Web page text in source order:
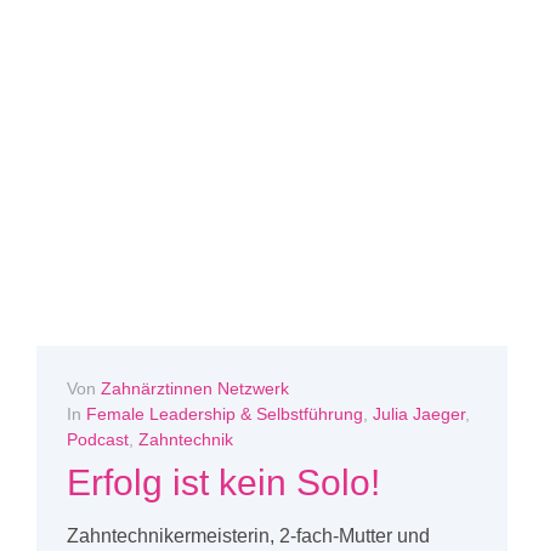
Von Zahnärztinnen Netzwerk
In Female Leadership & Selbstführung, Julia Jaeger,
Podcast, Zahntechnik
Erfolg ist kein Solo!
Zahntechnikermeisterin, 2-fach-Mutter und